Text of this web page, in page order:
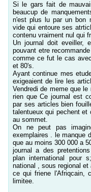
Si le gars fait de
beaucup de
n'est plus lu par un bon
vide qui entoure ses
contenu vraiment nul qui
Un journal doit eveiller,
pouvant etre
comme ce fut le cas
et 80's.
Ayant continue mes
exigeaient de lire les
Vendredi de meme que
rien que Ce journal est
par ses articles bien
talentueux qui pechent et
au sommet.
On ne peut pas
exemplaires . le manque
que au moins 300 000 a
journal a des
plan international pour
national , sous regional et
ce qui friene l'Afriqcain,
limitee.